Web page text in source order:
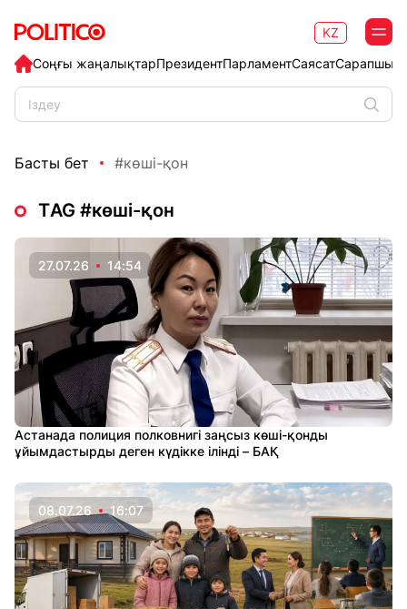
Соңғы жаңалықтарПрезидентПарламентСаясат
KZ
Басты бет #көші-қон
ТAG #көші-қон
27.07.26 14:54
Астанада полиция полковнигі заңсыз көші-қонды
ұйымдастырды деген күдікке ілінді – БАҚ
08.07.26 16:07